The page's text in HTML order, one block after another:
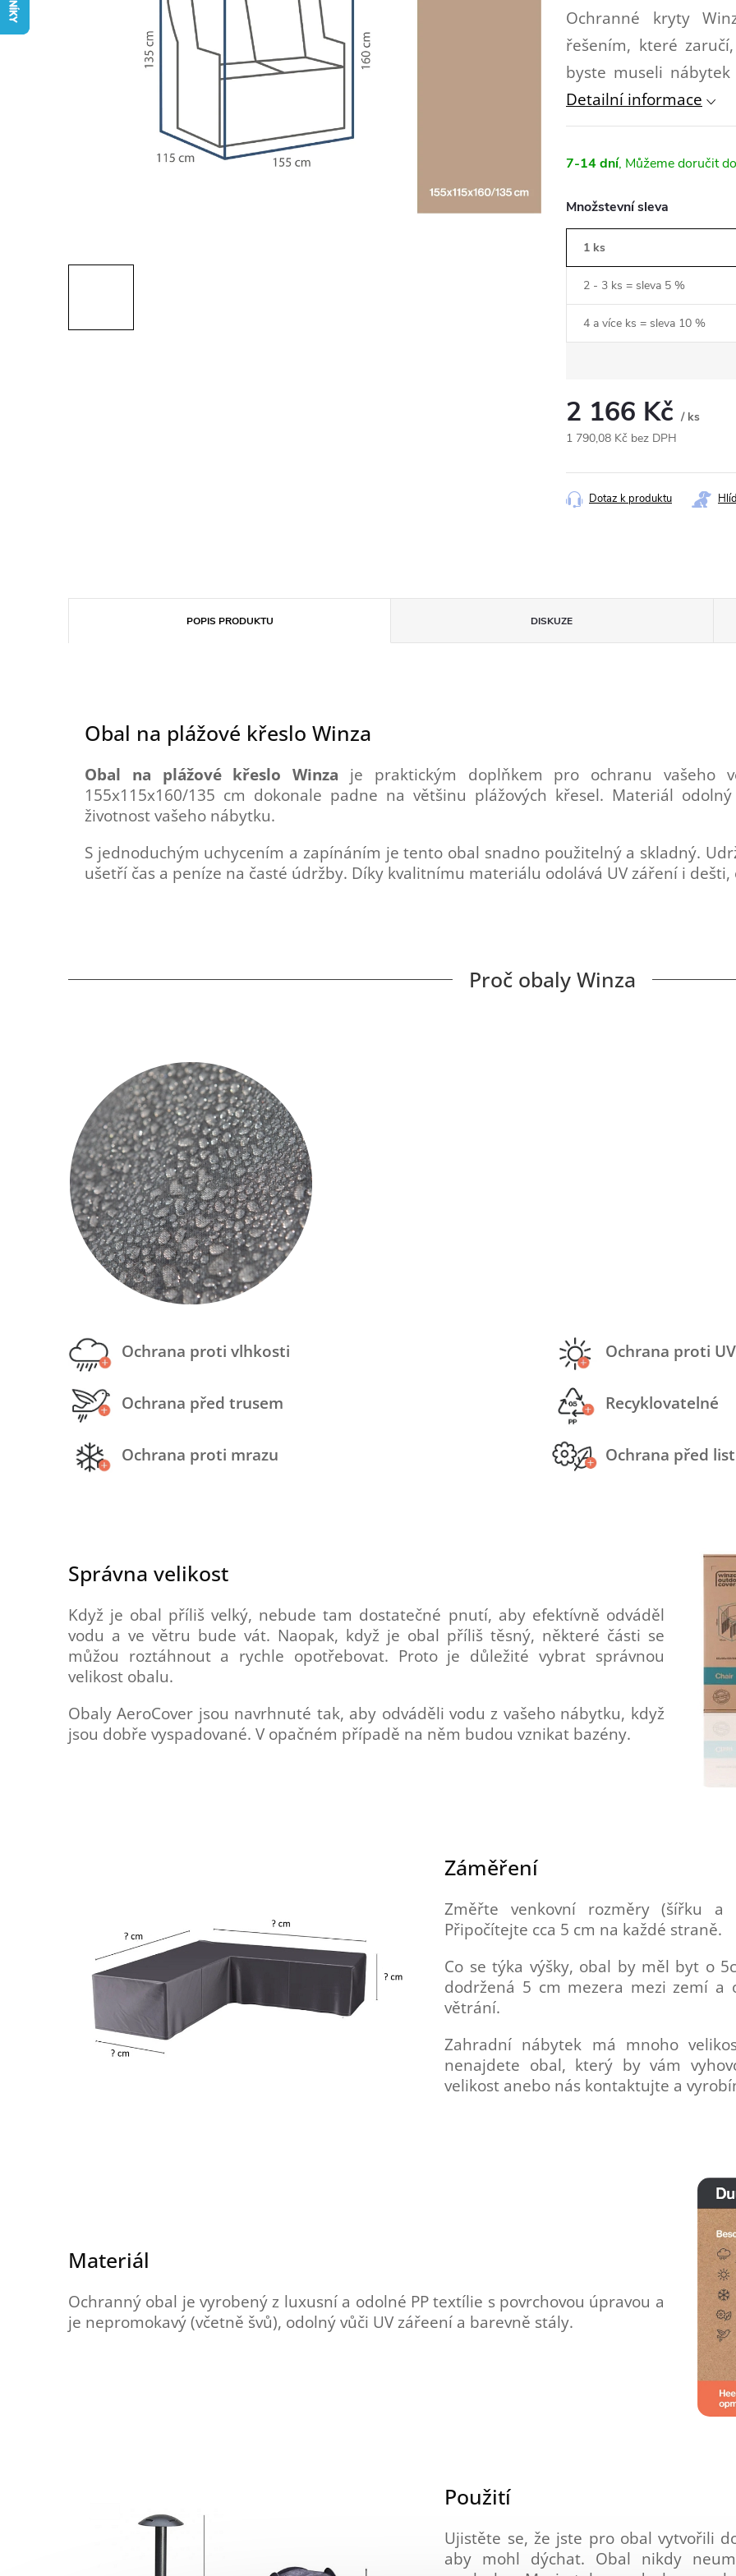
Ochranné kryty
řešením, které
byste museli
Detailní informace
7-14 dní
Množstevní sleva
1 ks
2 - 3 ks = sleva 5 %
4 a více ks = sleva 10 %
2 166 Kč / ks
1 790,08 Kč bez DPH
cena:
Dotaz k produktu
POPIS PRODUKTU DISKUZE
Obal na plážové křeslo Winza
Obal na plážové křeslo Winza je praktickým doplňkem pro ochranu vašeho
155x115x160/135 cm dokonale padne na většinu plážových křesel. Materiál
životnost vašeho nábytku.
S jednoduchým uchycením a zapínáním je tento obal snadno použitelný a skladný.
ušetří čas a peníze na časté údržby. Díky kvalitnímu materiálu odolává UV záření i
Proč obaly Winza
Ochrana proti vlhkosti Ochrana proti UV
Ochrana před trusem Recyklovatelné
Ochrana proti mrazu Ochrana před
Správna velikost
Když je obal příliš velký, nebude tam dostatečné pnutí, aby efektívně odváděl
vodu a ve větru bude vát. Naopak, když je obal příliš těsný, některé části se
můžou roztáhnout a rychle opotřebovat. Proto je důležité vybrat správnou
velikost obalu.
Obaly AeroCover jsou navrhnuté tak, aby odváděli vodu z vašeho nábytku, když
jsou dobře vyspadované. V opačném případě na něm budou vznikat bazény.
Záměření
Změřte venkovní rozměry (šířku a
Připočítejte cca 5 cm na každé straně.
Co se týka výšky, obal by měl byt o
dodržená 5 cm mezera mezi zemí a
větrání.
Zahradní nábytek má mnoho
nenajdete obal, který by vám
velikost anebo nás kontaktujte a
Materiál
Ochranný obal je vyrobený z luxusní a odolné PP textílie s povrchovou úpravou a
je nepromokavý (včetně švů), odolný vůči UV zářeení a barevně stály.
Použití
Ujistěte se, že jste pro obal vytvořili
aby mohl dýchat. Obal nikdy